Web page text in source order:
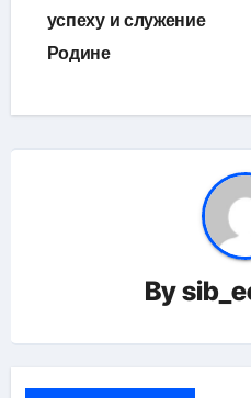
успеху и служение
Родине
By